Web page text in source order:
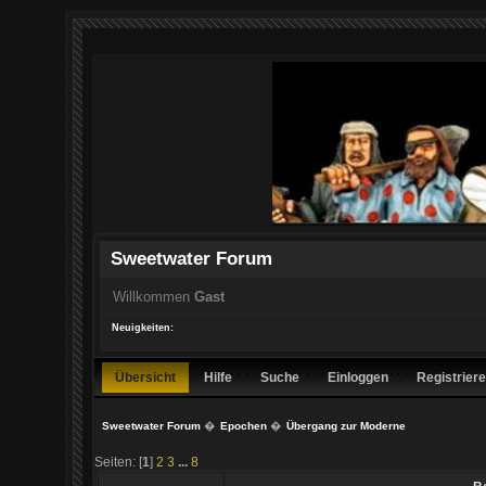
Sweetwater Forum
Willkommen Gast
Neuigkeiten:
Übersicht Hilfe Suche Einloggen
Sweetwater Forum� Epochen� Übergang zur Moderne
Seiten: [1]2 3 ...8